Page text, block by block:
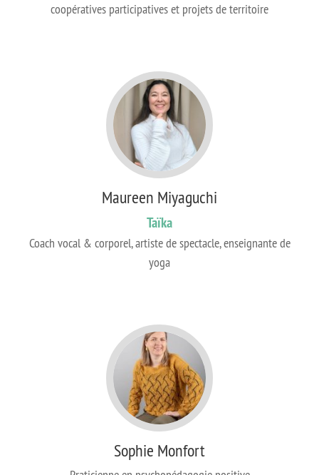
coopératives participatives et projets de territoire
Maureen Miyaguchi
Taïka
Coach vocal & corporel, artiste de spectacle, enseignante de
yoga
Sophie Monfort